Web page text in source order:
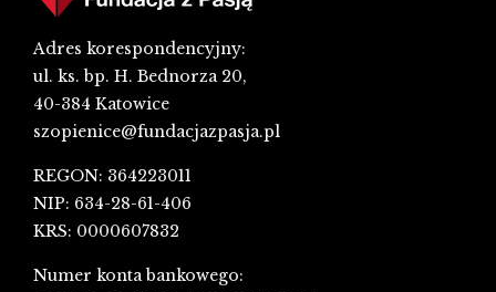
Adres korespondencyjny:
ul. ks. bp. H. Bednorza 20,
40-384 Katowice
szopienice@fundacjazpasja.pl
REGON: 364223011
NIP: 634-28-61-406
KRS: 0000607832
Numer konta bankowego: